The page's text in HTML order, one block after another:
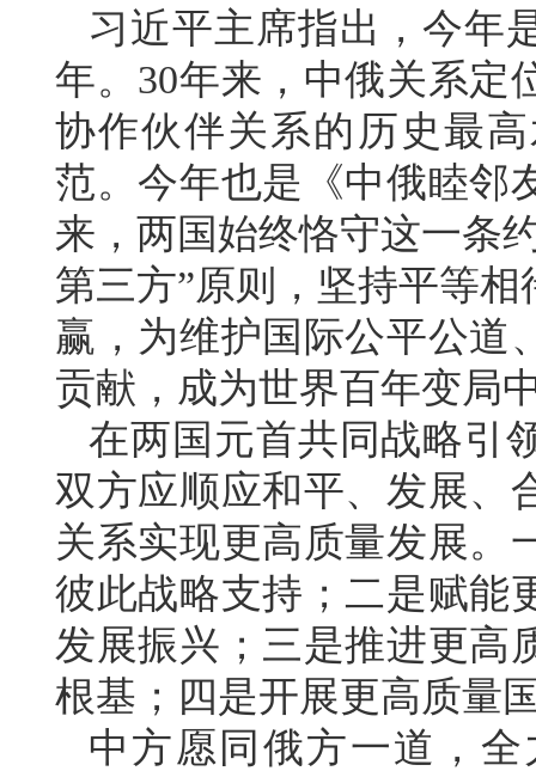
习近平主席指出，今年
年。30年来，中俄关系定
协作伙伴关系的历史最
范。今年也是《中俄睦邻
来，两国始终恪守这一条
第三方”原则，坚持平等
赢，为维护国际公平公道
贡献，成为世界百年变局
在两国元首共同战略引
双方应顺应和平、发展、
关系实现更高质量发展。
彼此战略支持；二是赋能
发展振兴；三是推进更高
根基；四是开展更高质量
中方愿同俄方一道，